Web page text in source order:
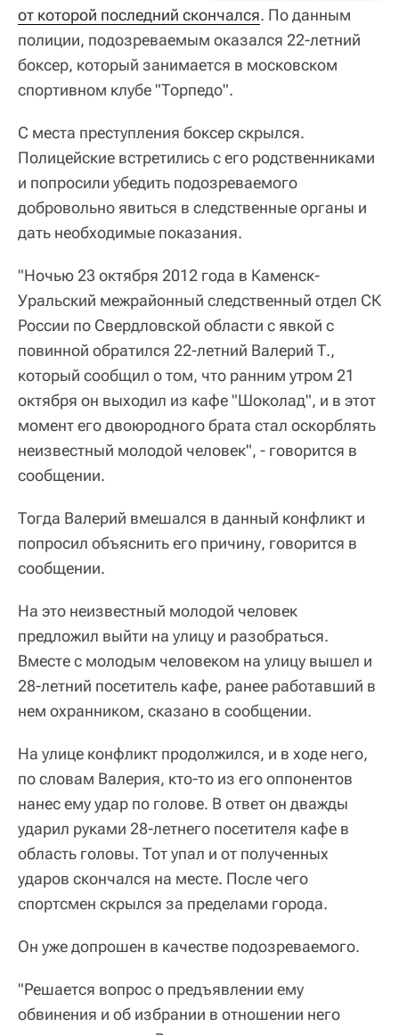
от которой последний скончался. По данным
полиции, подозреваемым оказался 22-летний
боксер, который занимается в московском
спортивном клубе "Торпедо".
С места преступления боксер скрылся.
Полицейские встретились с его родственниками
и попросили убедить подозреваемого
добровольно явиться в следственные органы и
дать необходимые показания.
"Ночью 23 октября 2012 года в Каменск-
Уральский межрайонный следственный отдел СК
России по Свердловской области с явкой с
повинной обратился 22-летний Валерий Т.,
который сообщил о том, что ранним утром 21
октября он выходил из кафе "Шоколад", и в этот
момент его двоюродного брата стал оскорблять
неизвестный молодой человек", - говорится в
сообщении.
Тогда Валерий вмешался в данный конфликт и
попросил объяснить его причину, говорится в
сообщении.
На это неизвестный молодой человек
предложил выйти на улицу и разобраться.
Вместе с молодым человеком на улицу вышел и
28-летний посетитель кафе, ранее работавший в
нем охранником, сказано в сообщении.
На улице конфликт продолжился, и в ходе него,
по словам Валерия, кто-то из его оппонентов
нанес ему удар по голове. В ответ он дважды
ударил руками 28-летнего посетителя кафе в
область головы. Тот упал и от полученных
ударов скончался на месте. После чего
спортсмен скрылся за пределами города.
Он уже допрошен в качестве подозреваемого.
"Решается вопрос о предъявлении ему
обвинения и об избрании в отношении него